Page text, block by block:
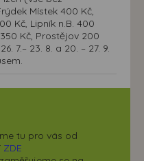
Místek 400 Kč,
Kč, Lipník n.B. 400
Kč, Prostějov 200
7.– 23. 8. a 20. – 27. 9.
tu pro vás od
ZDE